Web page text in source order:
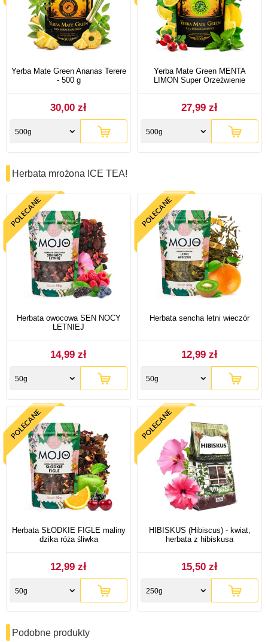
Yerba Mate Green Ananas Terere
- 500 g
30,00 zł
500g
Yerba Mate Green MENTA
LIMON Super Orzeźwienie
27,99 zł
500g
Herbata mrożona ICE TEA!
Herbata owocowa SEN NOCY
LETNIEJ
14,99 zł
50g
Herbata sencha letni wieczór
12,99 zł
50g
Herbata SŁODKIE FIGLE maliny
dzika róża śliwka
12,99 zł
50g
HIBISKUS (Hibiscus) - kwiat,
herbata z hibiskusa
15,50 zł
250g
Podobne produkty